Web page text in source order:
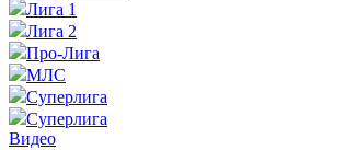
Лига 1
Лига 2
Про-Лига
МЛС
Суперлига
Суперлига
Видео